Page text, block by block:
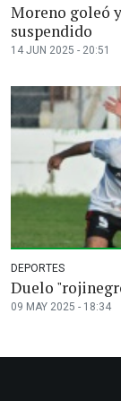
Moreno goleó
suspendido
14 JUN 2025 - 20:51
DEPORTES
Duelo
09 MAY 2025 - 18:34